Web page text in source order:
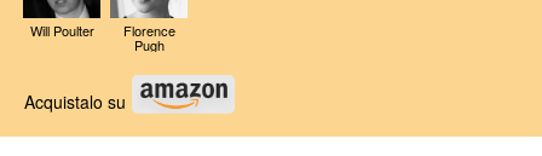
Will Poulter Florence
Pugh
Acquistalo su